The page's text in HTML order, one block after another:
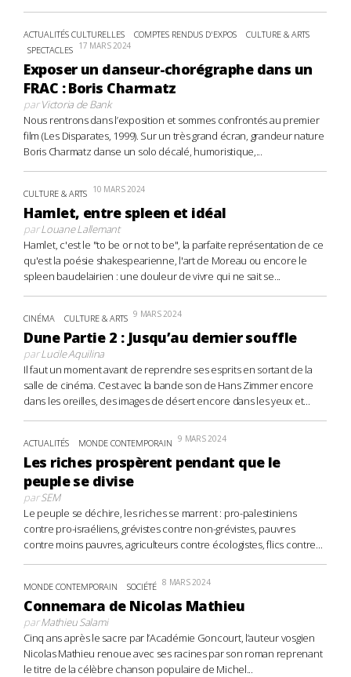
ACTUALITÉS CULTURELLES COMPTES RENDUS D'EXPOS
CULTURE & ARTS
SPECTACLES 17 MARS 2024
Exposer un danseur-chorégraphe dans un
FRAC : Boris Charmatz
parVictoria de Bank
Nous rentrons dans l’exposition et sommes confrontés au premier
film (Les Disparates, 1999). Sur un très grand écran, grandeur nature
Boris Charmatz danse un solo décalé, humoristique,...
CULTURE & ARTS 10 MARS 2024
Hamlet, entre spleen et idéal
parLouane Lallemant
Hamlet, c'est le "to be or not to be", la parfaite représentation de ce
qu'est la poésie shakespearienne, l'art de Moreau ou encore le
spleen baudelairien : une douleur de vivre qui ne sait se...
CINÉMA CULTURE & ARTS 9 MARS 2024
Dune Partie 2 : Jusqu’au dernier souffle
parLucile Aquilina
Il faut un moment avant de reprendre ses esprits en sortant de la
salle de cinéma. C’est avec la bande son de Hans Zimmer encore
dans les oreilles, des images de désert encore dans les yeux et...
ACTUALITÉS MONDE CONTEMPORAIN 9 MARS 2024
Les riches prospèrent pendant que le
peuple se divise
parSEM
Le peuple se déchire, les riches se marrent : pro-palestiniens
contre pro-israéliens, grévistes contre non-grévistes, pauvres
contre moins pauvres, agriculteurs contre écologistes, flics contre...
MONDE CONTEMPORAIN SOCIÉTÉ 8 MARS 2024
Connemara de Nicolas Mathieu
parMathieu Salami
Cinq ans après le sacre par l’Académie Goncourt, l’auteur vosgien
Nicolas Mathieu renoue avec ses racines par son roman reprenant
le titre de la célèbre chanson populaire de Michel...